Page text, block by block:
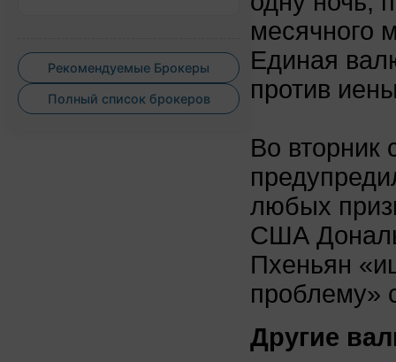
Рекомендуемые Брокеры
Полный список брокеров
месячного
Единая
против
Во вторник
любых
США
Пхеньян
проблему»
Другие